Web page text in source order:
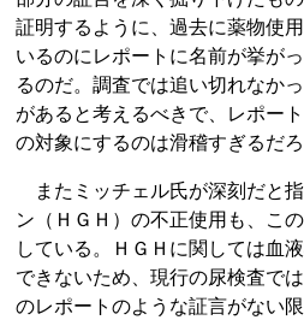
証明するように、過去に薬物使
いるのにレポートに名前が挙が
るのだ。調査では追い切れなか
があると考えるべきで、レポー
の対象にするのは滑稽すぎるだろ
またミッチェル氏が深刻だと
ン（ＨＧＨ）の不正使用も、こ
している。ＨＧＨに関しては血
できないため、現行の尿検査で
のレポートのような証言がない